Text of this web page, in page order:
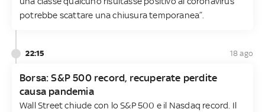
potrebbe scattare una chiusura temporanea”.
22:15 18 ago
Borsa: S&P 500 record, recuperate perdite
causa pandemia
Wall Street chiude con lo S&P 500 e il Nasdaq record. Il